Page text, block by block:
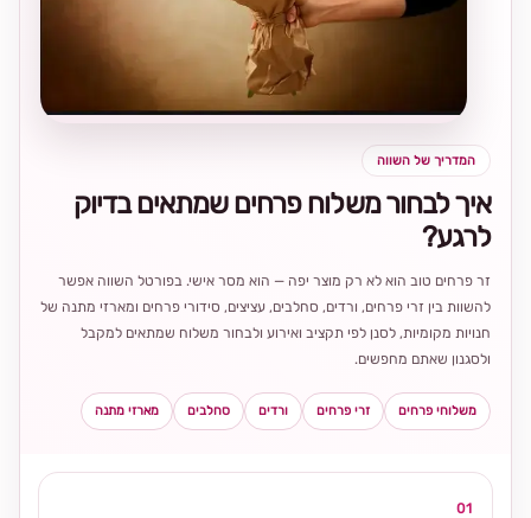
המדריך של השווה
איך לבחור משלוח פרחים שמתאים בדיוק
לרגע?
זר פרחים טוב הוא לא רק מוצר יפה — הוא מסר אישי. בפורטל השווה אפשר
להשוות בין זרי פרחים, ורדים, סחלבים, עציצים, סידורי פרחים ומארזי מתנה של
חנויות מקומיות, לסנן לפי תקציב ואירוע ולבחור משלוח שמתאים למקבל
ולסגנון שאתם מחפשים.
משלוחי פרחים זרי פרחים ורדים סחלבים מארזי מתנה
01